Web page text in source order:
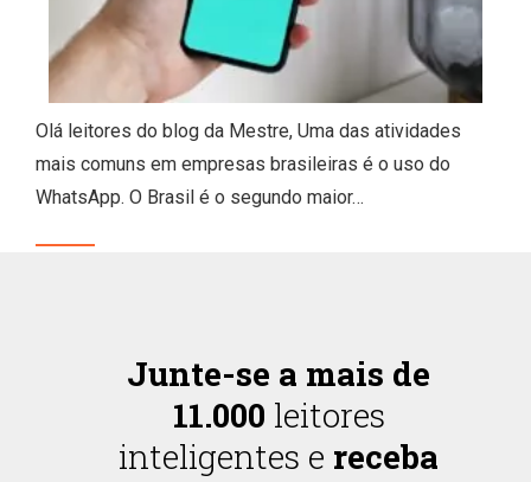
Olá leitores do blog da Mestre, Uma das atividades
mais comuns em empresas brasileiras é o uso do
WhatsApp. O Brasil é o segundo maior…
Junte-se a mais de
11.000 leitores
inteligentes e receba